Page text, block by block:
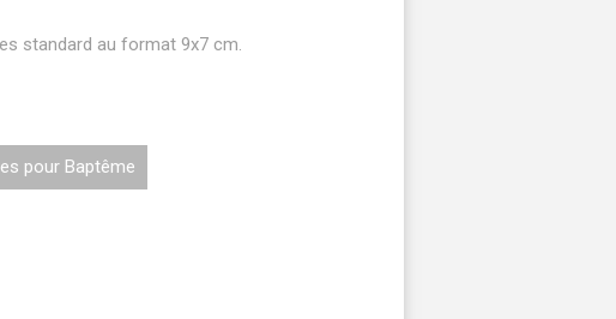
standard au format 9x7 cm.
pour Baptême